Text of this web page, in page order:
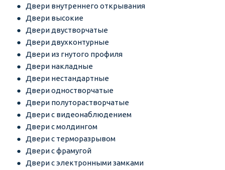
Двери внутреннего открывания
Двери высокие
Двери двустворчатые
Двери двухконтурные
Двери из гнутого профиля
Двери накладные
Двери нестандартные
Двери одностворчатые
Двери полуторастворчатые
Двери с видеонаблюдением
Двери с молдингом
Двери с терморазрывом
Двери с фрамугой
Двери с электронными замками